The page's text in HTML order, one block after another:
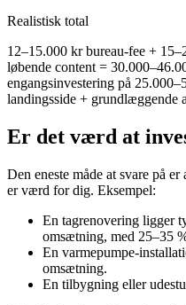
Realistisk total
12–15.000 kr bureau-fee +
løbende content =
engangsinvestering på
landingsside + grundlæggende
Er det værd at
Den eneste måde at svare på
er værd for dig. Eksempel:
En tagrenovering ligger
omsætning, med 25–35
En varmepumpe-
omsætning.
En tilbygning eller